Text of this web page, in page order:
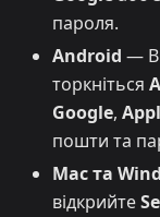
пароля.
Android —
торкніться
Google,
пошти та
Mac та
відкрийте